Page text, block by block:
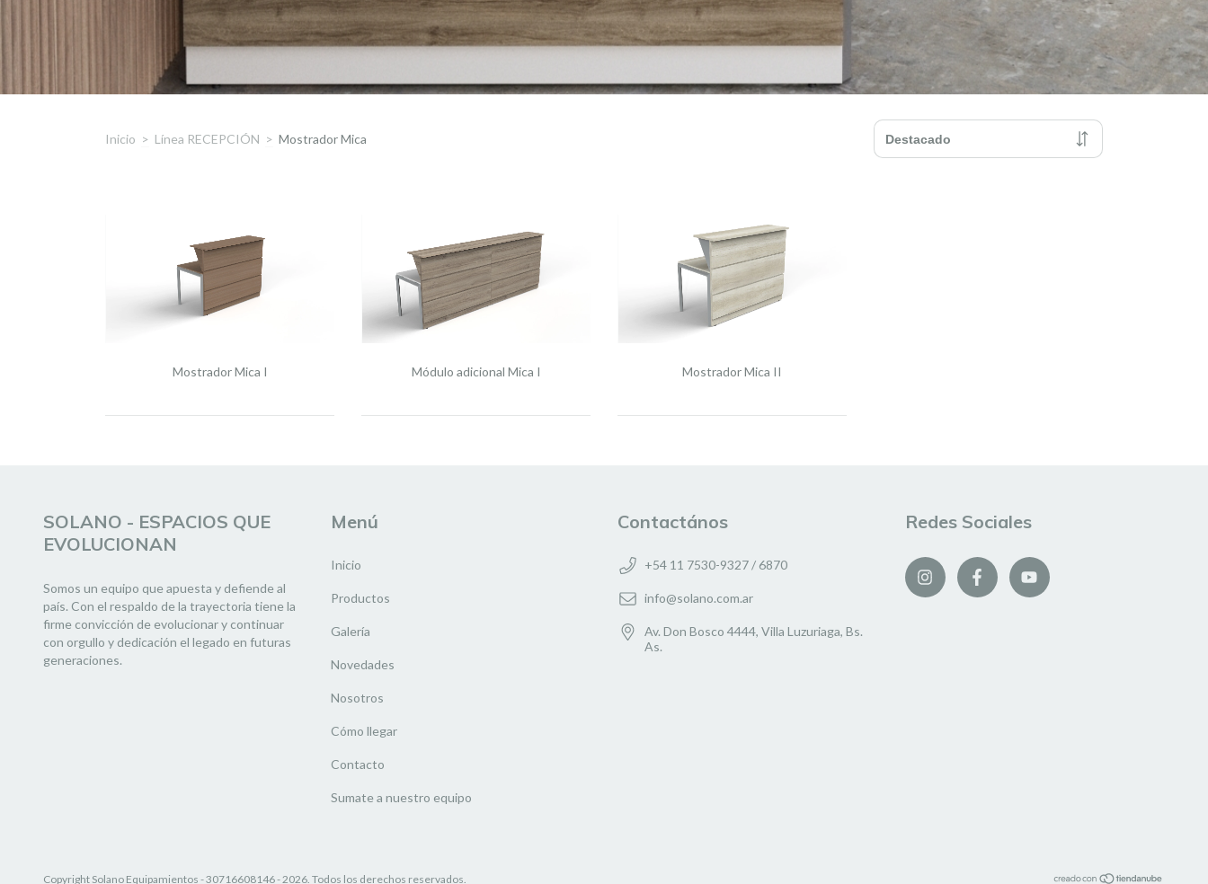
Inicio > Línea RECEPCIÓN > Mostrador Mica
Mostrador Mica I Módulo adicional Mica I Mostrador Mica II
SOLANO - ESPACIOS QUE
EVOLUCIONAN
Somos un equipo que apuesta y defiende al
país. Con el respaldo de la trayectoria tiene la
firme convicción de evolucionar y continuar
con orgullo y dedicación el legado en futuras
generaciones.
Menú
Inicio
Productos
Galería
Novedades
Nosotros
Cómo llegar
Contacto
Sumate a nuestro equipo
Contactános
+54 11 7530-9327 / 6870
info@solano.com.ar
Av. Don Bosco 4444, Villa Luzuriaga, Bs.
As.
Redes Sociales
Copyright Solano Equipamientos - 30716608146 - 2026. Todos los derechos reservados.